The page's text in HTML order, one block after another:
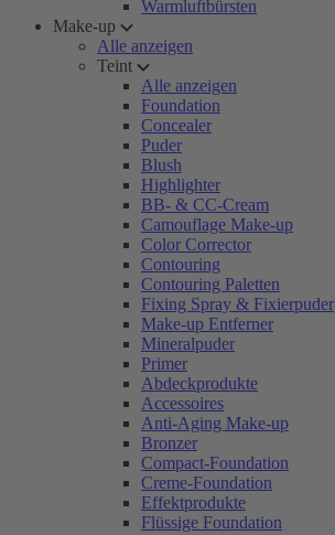
Warmluftbürsten
Make-up
Alle anzeigen
Teint
Alle anzeigen
Foundation
Concealer
Puder
Blush
Highlighter
BB- & CC-Cream
Camouflage Make-up
Color Corrector
Contouring
Contouring Paletten
Fixing Spray & Fixierpuder
Make-up Entferner
Mineralpuder
Primer
Abdeckprodukte
Accessoires
Anti-Aging Make-up
Bronzer
Compact-Foundation
Creme-Foundation
Effektprodukte
Flüssige Foundation